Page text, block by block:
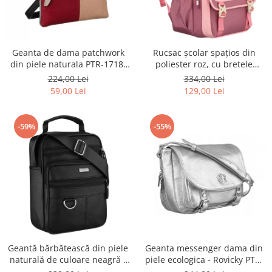
Geanta de dama patchwork
din piele naturala PTR-1718-
SKL-6922 MULTI
224,00 Lei
59,00 Lei
Rucsac școlar spațios din
poliester roz, cu bretele
reglabile - Peterson PTR-PTN
8610-1327 PINK
334,00 Lei
129,00 Lei
-59%
Geantă bărbătească din piele
naturală de culoare neagră -
-55%
Geanta messenger dama din
piele ecologica - Rovicky PTR-